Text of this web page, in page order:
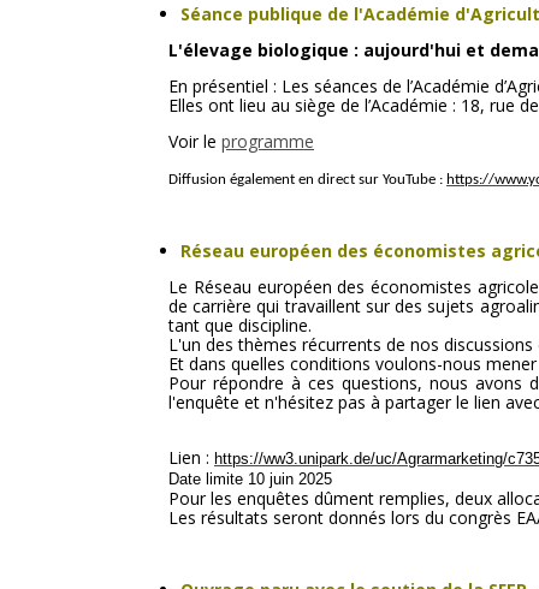
Séance publique de l'Académie
L'élevage biologique : aujourd'hui et
En présentiel : Les séances de l’Académie
Elles ont lieu au siège de l’Académie : 18, rue
Voir le programme
Diffusion également en direct sur YouTube : https://
Réseau européen des économistes
Le Réseau européen des économistes
de carrière qui travaillent sur des sujets
tant que discipline.
L'un des thèmes récurrents de nos
Et dans quelles conditions voulons-nous
Pour répondre à ces questions, nous avons
l'enquête et n'hésitez pas à partager le lien
Lien : https://ww3.unipark.de/uc/Agrarmarketing/
Date limite 10 juin 2025
Pour les enquêtes dûment remplies, deux
Les résultats seront donnés lors du congrès